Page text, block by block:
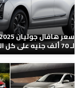
لـ 70 ألف جنيه على كل الفئات